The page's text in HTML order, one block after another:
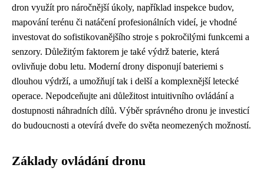
dron využít pro náročnější úkoly, například inspekce budov,
mapování terénu či natáčení profesionálních videí, je vhodné
investovat do sofistikovanějšího stroje s pokročilými funkcemi a
senzory. Důležitým faktorem je také výdrž baterie, která
ovlivňuje dobu letu. Moderní drony disponují bateriemi s
dlouhou výdrží, a umožňují tak i delší a komplexnější letecké
operace. Nepodceňujte ani důležitost intuitivního ovládání a
dostupnosti náhradních dílů. Výběr správného dronu je investicí
do budoucnosti a otevírá dveře do světa neomezených možností.
Základy ovládání dronu